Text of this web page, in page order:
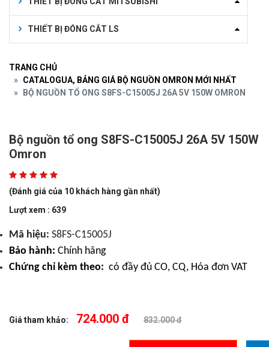
THIẾT BỊ ĐÓNG CẮT LS
TRANG CHỦ
CATALOGUA, BẢNG GIÁ BỘ NGUỒN OMRON MỚI NHẤT
BỘ NGUỒN TỔ ONG S8FS-C15005J 26A 5V 150W OMRON
Bộ nguồn tổ ong S8FS-C15005J 26A 5V 150W
Omron
(Đánh giá của 10 khách hàng gần nhất)
Lượt xem : 639
Mã hiệu: S8FS-C15005J
Bảo hành: Chính hãng
Chứng chỉ kèm theo: có đầy đủ CO, CQ, Hóa đơn VAT
Giá tham khảo: 724.000 đ 832.000 đ